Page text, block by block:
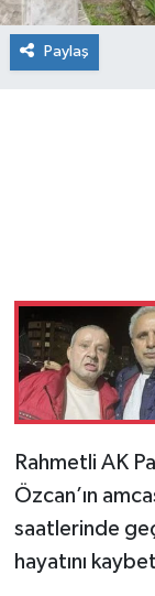
Paylaş
Rahmetli AK
Özcan’ın
saatlerinde
hayatını